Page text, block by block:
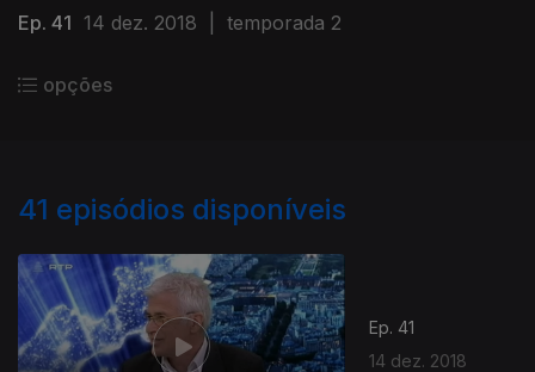
Ep. 41 14 dez. 2018 temporada 2
opções
41 episódios disponíveis
Ep. 41
14 dez. 2018